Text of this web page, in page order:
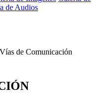
de Audios
Vías de Comunicación